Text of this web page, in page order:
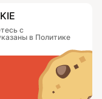
с
в Политике